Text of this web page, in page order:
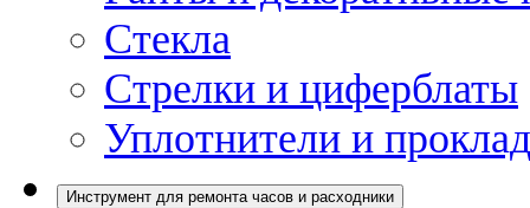
Стекла
Стрелки и циферблаты
Уплотнители и
Инструмент для ремонта часов и расходники